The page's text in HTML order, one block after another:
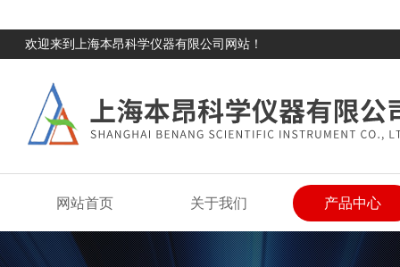
欢迎来到上海本昂科学仪器有限公司网站！
网站首页 关于我们 产品中心